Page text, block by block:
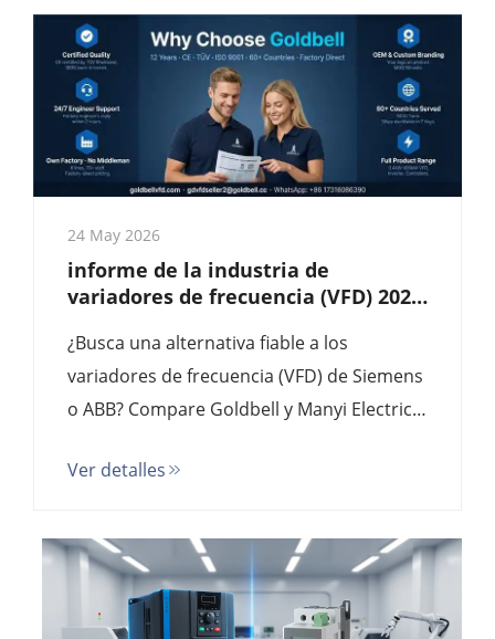
costos energéticos hasta un 45 %. Precio
directo de fábrica.
24 May 2026
informe de la industria de
variadores de frecuencia (VFD) 2026:
principal alternativa a
Siemens/ABB y la solución más
rentable proveniente de fábrica
¿Busca una alternativa fiable a los
variadores de frecuencia (VFD) de Siemens
o ABB? Compare Goldbell y Manyi Electric
de Goldbell como fábrica proveedora y su
mejor relación calidad-precio a precios al
por mayor para sus proyectos de
automatización industrial.
Ver detalles